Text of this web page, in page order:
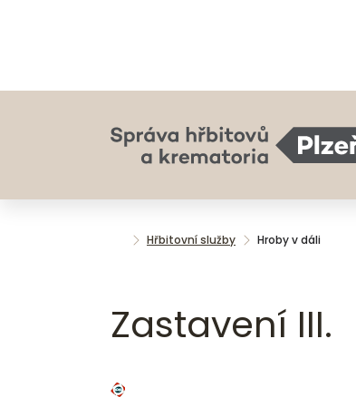
Hřbitovní služby Hroby v dáli
Zastavení III.